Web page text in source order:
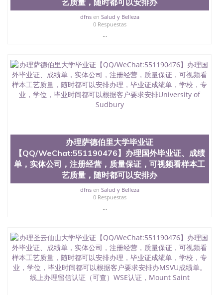
艺质量，随时都可以安排办
dfnsen Salud y Belleza
0 Respuestas
...
办理萨德伯里大学毕业证
【QQ/WeChat:551190476】办理国外毕业证、成绩
单，实体公司，注册经营，质量保证，可视频看样本工
艺质量，随时都可以安排办
dfnsen Salud y Belleza
0 Respuestas
...